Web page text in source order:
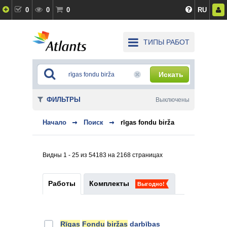
0 0 0 RU
ТИПЫ РАБОТ
Искать
Начало Поиск rīgas fondu birža
Видны 1 - 25 из 54183 на 2168 страницах
Работы Комплекты Выгодно!
Rīgas Fondu biržas darbības
ФИЛЬТРЫ Выключены